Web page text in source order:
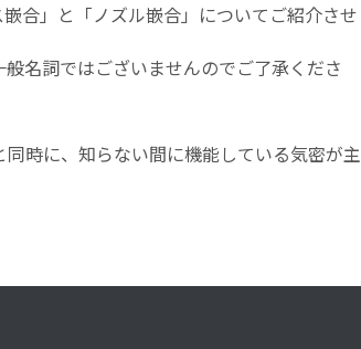
合」と「ノズル嵌合」についてご紹介させ
名詞ではございませんのでご了承くださ
時に、知らない間に機能している気密が主